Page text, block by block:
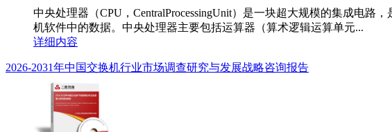
中央处理器（CPU，CentralProcessingUnit）是一块超大规模的集成电
机软件中的数据。中央处理器主要包括运算器（算术逻辑运算单元...
详细内容
2026-2031年中国交换机行业市场调查研究与发展战略咨询报告